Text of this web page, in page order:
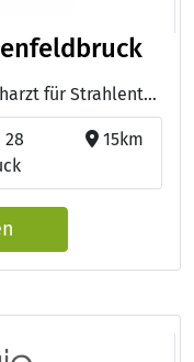
Ärzte: Dr. med. Martin Thoma, Facharzt für Strahlentherapie - Dr. med. Beatrice Schymura, Fachärztin für Strahlentherapie - Dr. med. Barbara Pöllinger, Fachärztin für Strahlentherapie - Dr. med. Diana Schulz, Fachärztin für Strahlentherapie - PD Dr. med. Sabrina Astner, Fachärztin für Strahlentherapie
15km